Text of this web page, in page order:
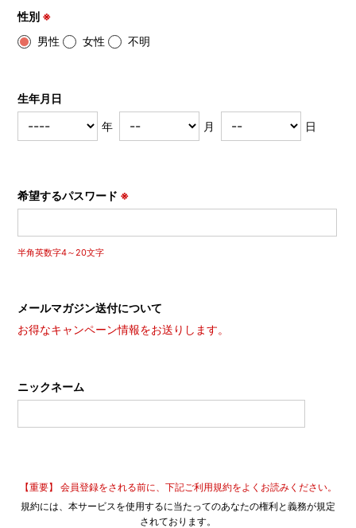
性別 ※
男性
女性 不明
生年月日
年 月 日
希望するパスワード ※
半角英数字4～20文字
メールマガジン送付について
お得なキャンペーン情報をお送りします。
ニックネーム
【重要】 会員登録をされる前に、下記ご利用規約をよくお読みください。
規約には、本サービスを使用するに当たってのあなたの権利と義務が規定
されております。